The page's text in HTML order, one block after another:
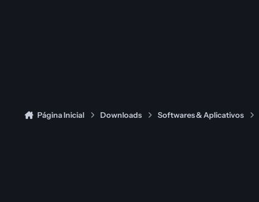
Página Inicial Downloads Softwares & Aplicativos